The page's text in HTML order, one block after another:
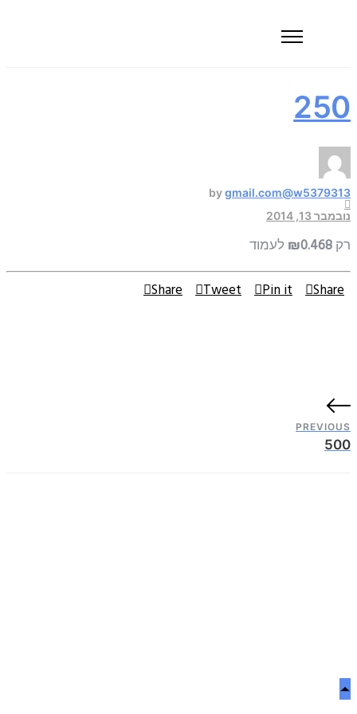
250
bygmail.com@w5379313
נובמבר 13, 2014
רק₪0.468 לעמוד
Share Tweet Pin it Share
PREVIOUS
500